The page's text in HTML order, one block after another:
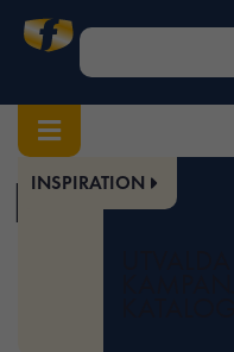
INSPIRATION
Kundshop